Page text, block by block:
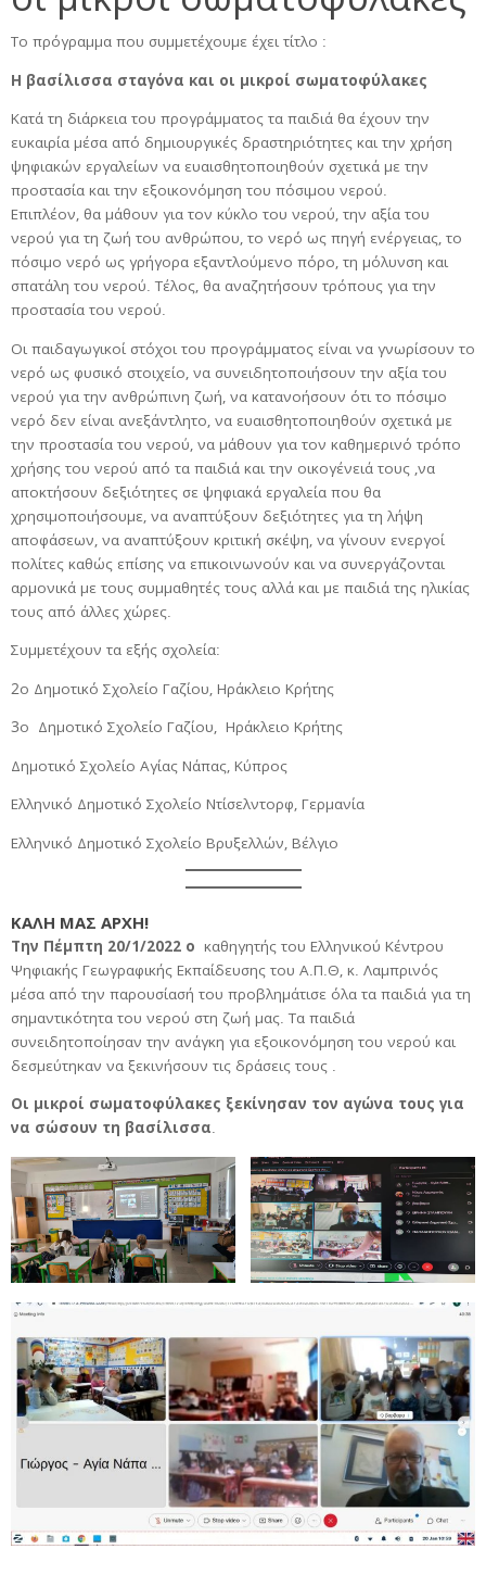
Το πρόγραμμα που συμμετέχουμε έχει τίτλο :
Η βασίλισσα σταγόνα και οι μικροί σωματοφύλακες
Κατά τη διάρκεια του προγράμματος τα παιδιά θα έχουν την
ευκαιρία μέσα από δημιουργικές δραστηριότητες και την χρήση
ψηφιακών εργαλείων να ευαισθητοποιηθούν σχετικά με την
προστασία και την εξοικονόμηση του πόσιμου νερού.
Επιπλέον, θα μάθουν για τον κύκλο του νερού, την αξία του
νερού για τη ζωή του ανθρώπου, το νερό ως πηγή ενέργειας, το
πόσιμο νερό ως γρήγορα εξαντλούμενο πόρο, τη μόλυνση και
σπατάλη του νερού. Τέλος, θα αναζητήσουν τρόπους για την
προστασία του νερού.
Οι παιδαγωγικοί στόχοι του προγράμματος είναι να γνωρίσουν το
νερό ως φυσικό στοιχείο, να συνειδητοποιήσουν την αξία του
νερού για την ανθρώπινη ζωή, να κατανοήσουν ότι το πόσιμο
νερό δεν είναι ανεξάντλητο, να ευαισθητοποιηθούν σχετικά με
την προστασία του νερού, να μάθουν για τον καθημερινό τρόπο
χρήσης του νερού από τα παιδιά και την οικογένειά τους ,να
αποκτήσουν δεξιότητες σε ψηφιακά εργαλεία που θα
χρησιμοποιήσουμε, να αναπτύξουν δεξιότητες για τη λήψη
αποφάσεων, να αναπτύξουν κριτική σκέψη, να γίνουν ενεργοί
πολίτες καθώς επίσης να επικοινωνούν και να συνεργάζονται
αρμονικά με τους συμμαθητές τους αλλά και με παιδιά της ηλικίας
τους από άλλες χώρες.
Συμμετέχουν τα εξής σχολεία:
2ο Δημοτικό Σχολείο Γαζίου, Ηράκλειο Κρήτης
3ο Δημοτικό Σχολείο Γαζίου, Ηράκλειο Κρήτης
Δημοτικό Σχολείο Αγίας Νάπας, Κύπρος
Ελληνικό Δημοτικό Σχολείο Ντίσελντορφ, Γερμανία
Ελληνικό Δημοτικό Σχολείο Βρυξελλών, Βέλγιο
ΚΑΛΗ ΜΑΣ ΑΡΧΗ!
Την Πέμπτη 20/1/2022 ο καθηγητής του Ελληνικού Κέντρου
Ψηφιακής Γεωγραφικής Εκπαίδευσης του Α.Π.Θ, κ. Λαμπρινός
μέσα από την παρουσίασή του προβλημάτισε όλα τα παιδιά για τη
σημαντικότητα του νερού στη ζωή μας. Τα παιδιά
συνειδητοποίησαν την ανάγκη για εξοικονόμηση του νερού και
δεσμεύτηκαν να ξεκινήσουν τις δράσεις τους .
Οι μικροί σωματοφύλακες ξεκίνησαν τον αγώνα τους για
να σώσουν τη βασίλισσα.